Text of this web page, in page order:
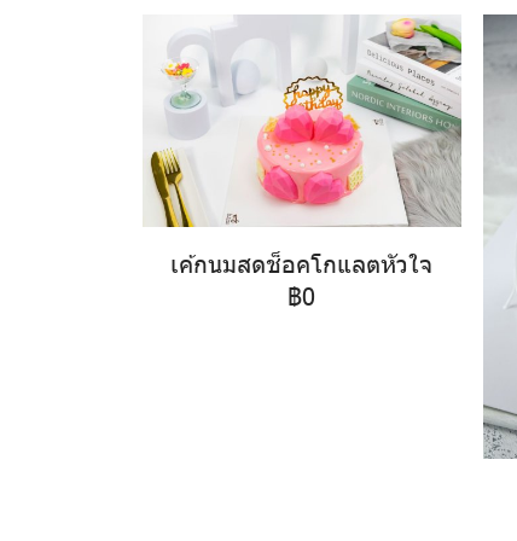
เค้กนมสดช็อคโกแลตหัวใจ
฿0